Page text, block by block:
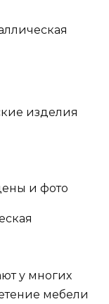
изделия
и фото
у многих
мебели